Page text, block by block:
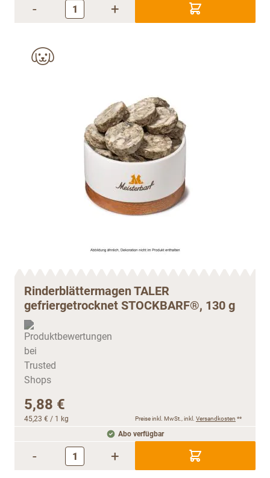
- +
Rinderblättermagen TALER
gefriergetrocknet STOCKBARF®, 130 g
5,88 €
45,23 € / 1 kg Preise inkl. MwSt., inkl. Versandkosten **
Abo verfügbar
- +